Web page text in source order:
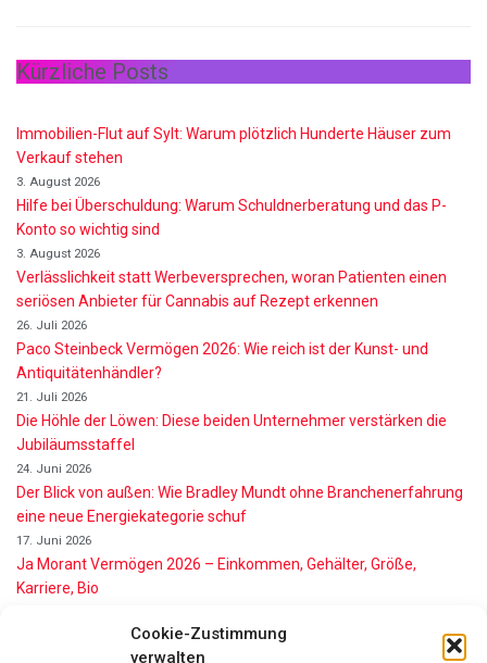
Cookie-Zustimmung
verwalten
Kürzliche Posts
Immobilien-Flut auf Sylt: Warum plötzlich Hunderte Häuser zum
Verkauf stehen
3. August 2026
Hilfe bei Überschuldung: Warum Schuldnerberatung und das P-
Konto so wichtig sind
3. August 2026
Verlässlichkeit statt Werbeversprechen, woran Patienten einen
seriösen Anbieter für Cannabis auf Rezept erkennen
26. Juli 2026
Paco Steinbeck Vermögen 2026: Wie reich ist der Kunst- und
Antiquitätenhändler?
21. Juli 2026
Die Höhle der Löwen: Diese beiden Unternehmer verstärken die
Jubiläumsstaffel
24. Juni 2026
Der Blick von außen: Wie Bradley Mundt ohne Branchenerfahrung
eine neue Energiekategorie schuf
17. Juni 2026
Ja Morant Vermögen 2026 – Einkommen, Gehälter, Größe,
Karriere, Bio
Alice Walton Vermögen 2026: So reich ist die Walmart-Erbin